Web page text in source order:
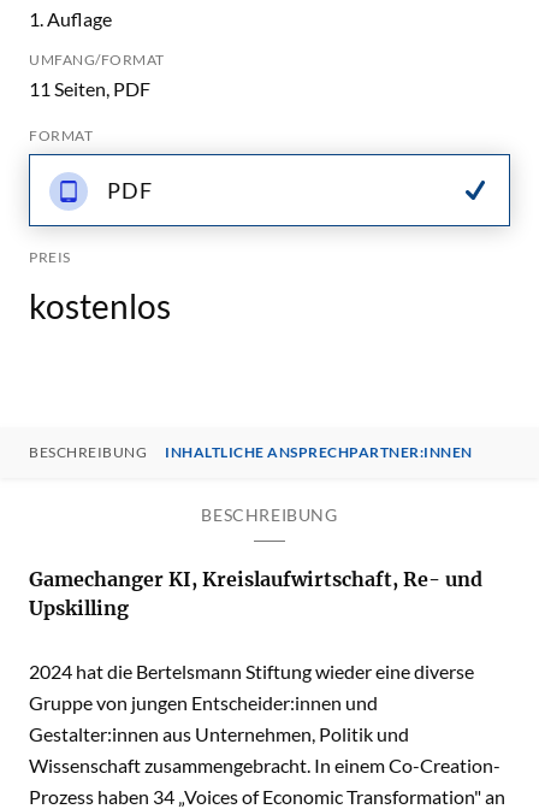
1. Auflage
UMFANG/FORMAT
11 Seiten, PDF
FORMAT
PDF
PREIS
kostenlos
BESCHREIBUNG INHALTLICHE ANSPRECHPARTNER:INNEN
BESCHREIBUNG
Gamechanger KI, Kreislaufwirtschaft, Re- und
Upskilling
2024 hat die Bertelsmann Stiftung wieder eine diverse
Gruppe von jungen Entscheider:innen und
Gestalter:innen aus Unternehmen, Politik und
Wissenschaft zusammengebracht. In einem Co-Creation-
Prozess haben 34 „Voices of Economic Transformation" an